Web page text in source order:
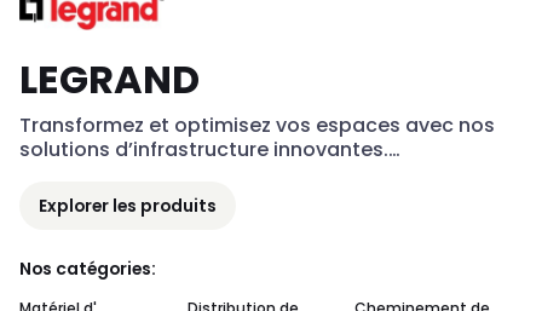
LEGRAND
Transformez et optimisez vos espaces avec nos
solutions d’infrastructure innovantes.
transformer les espaces. Ceux où nous vivons,
travaillons et nous retrouvons. Grâce à nos
d’éclairage et numériques, nous apportons un
contrôle total aux espaces dédiés aux entreprises,
Explorer les produits
Nos catégories: